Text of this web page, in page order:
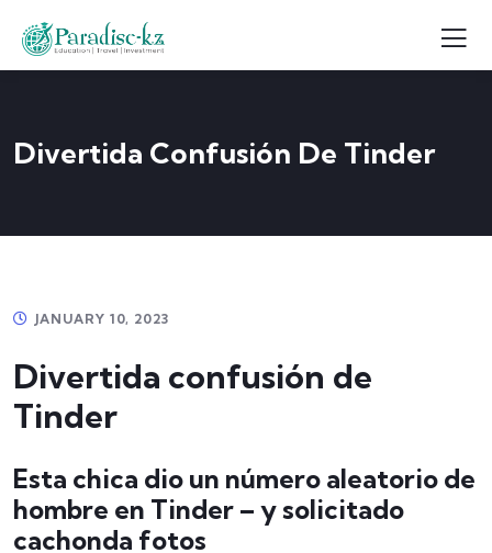
Divertida Confusión De Tinder
JANUARY 10, 2023
Divertida confusión de
Tinder
Esta chica dio un número aleatorio de
hombre en Tinder – y solicitado
cachonda fotos